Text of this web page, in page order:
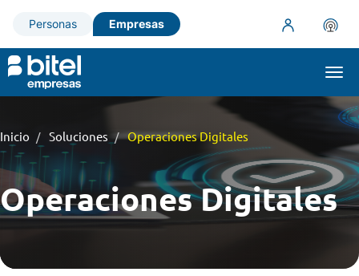
Personas Empresas
Inicio Soluciones Operaciones Digitales
Operaciones Digitales